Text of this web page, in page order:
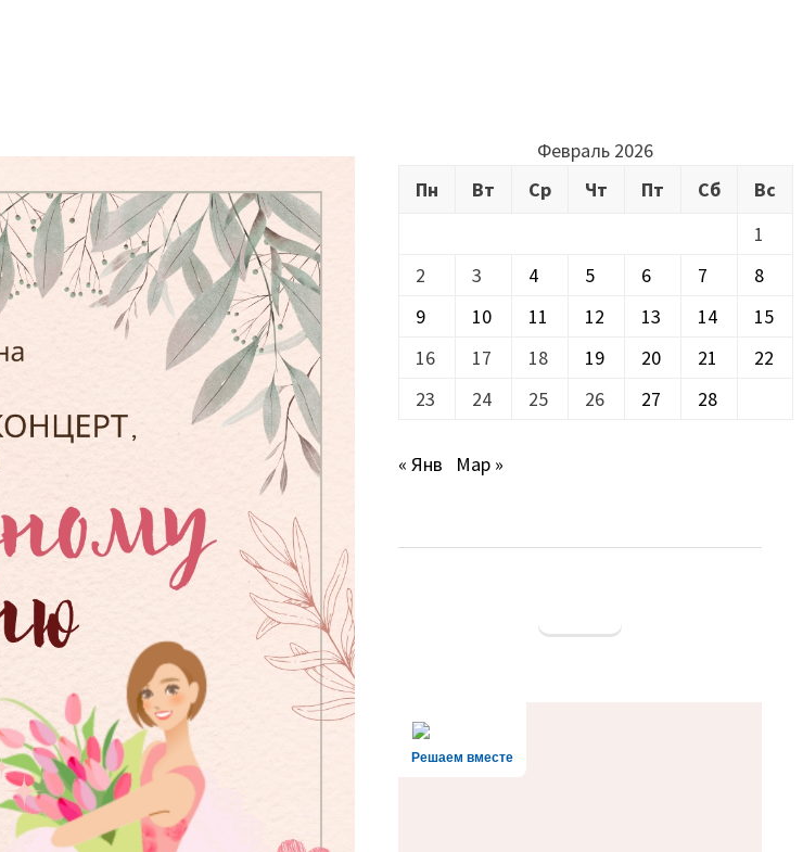
Февраль 2026
Пн
Вт Ср Чт Пт Сб
Вс
1
2
3 4 5 6 7
8
9
10 11 12 13 14
15
16
17 18 19 20 21
22
23
24 25 26 27 28
« Янв Мар »
Решаем вместе